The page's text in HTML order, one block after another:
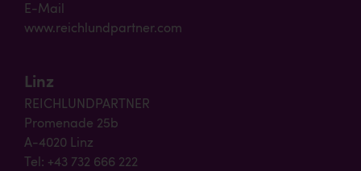
E-Mail
www.reichlundpartner.com
Linz
REICHLUNDPARTNER
Promenade 25b
A-4020 Linz
Tel: +43 732 666 222